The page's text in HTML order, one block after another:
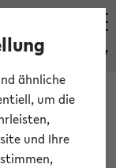
eKVV
ähnliche
um die
und Ihre